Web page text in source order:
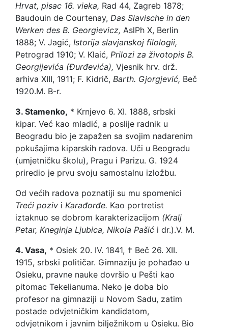
Hrvat, pisac 16. vieka, Rad 44, Zagreb 1878;
Baudouin de Courtenay, Das Slavische in den
Werken des B. Georgievicz, AslPh X, Berlin
1888; V. Jagić, Istorija slavjanskoj filologii,
Petrograd 1910; V. Klaić, Prilozi za životopis B.
Georgijevića (Đurđevića), Vjesnik hrv. drž.
arhiva XIII, 1911; F. Kidrič, Barth. Gjorgjević, Beč
1920.M. B-r.
3. Stamenko, * Krnjevo 6. XI. 1888, srbski
kipar. Već kao mladić, a poslije radnik u
Beogradu bio je zapažen sa svojim nadarenim
pokušajima kiparskih radova. Uči u Beogradu
(umjetničku školu), Pragu i Parizu. G. 1924
priredio je prvu svoju samostalnu izložbu.
Od većih radova poznatiji su mu spomenici
Treći poziv i Karađorđe. Kao portretist
iztaknuo se dobrom karakterizacijom (Kralj
Petar, Kneginja Ljubica, Nikola Pašić i dr.).V. M.
4. Vasa, * Osiek 20. IV. 1841, † Beč 26. XII.
1915, srbski političar. Gimnaziju je pohađao u
Osieku, pravne nauke dovršio u Pešti kao
pitomac Tekelianuma. Neko je doba bio
profesor na gimnaziji u Novom Sadu, zatim
postade odvjetničkim kandidatom,
odvjetnikom i javnim bilježnikom u Osieku. Bio